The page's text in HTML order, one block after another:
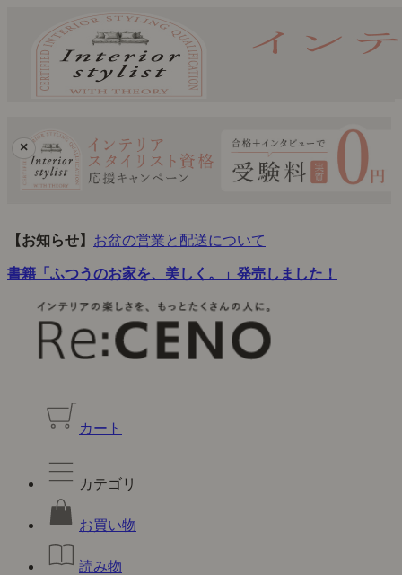
×
【お知らせ】 お盆の営業と配送について
書籍「ふつうのお家を、美しく。」発売しました！
カート
カテゴリ
お買い物
読み物